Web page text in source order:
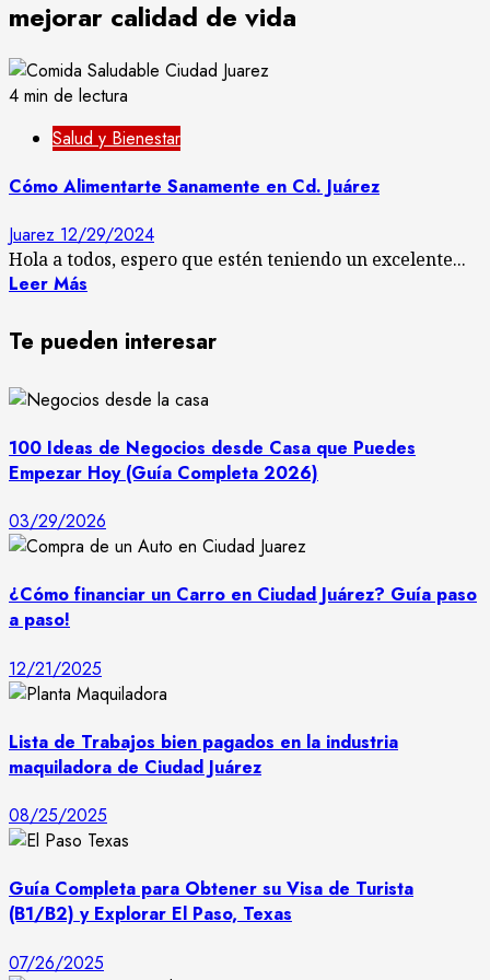
mejorar calidad de vida
4 min de lectura
Salud y Bienestar
Cómo Alimentarte Sanamente en Cd. Juárez
Juarez 12/29/2024
Hola a todos, espero que estén teniendo un excelente...
Leer Más
Te pueden interesar
100 Ideas de Negocios desde Casa que Puedes
Empezar Hoy (Guía Completa 2026)
03/29/2026
¿Cómo financiar un Carro en Ciudad Juárez? Guía paso
a paso!
12/21/2025
Lista de Trabajos bien pagados en la industria
maquiladora de Ciudad Juárez
08/25/2025
Guía Completa para Obtener su Visa de Turista
(B1/B2) y Explorar El Paso, Texas
07/26/2025